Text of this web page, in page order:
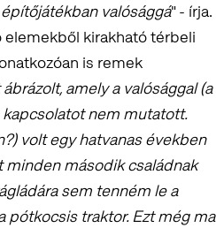
valósággá" - írja.
kirakható térbeli
is remek
amely a valósággal (a
nem mutatott.
volt egy hatvanas években
második családnak
sem tenném le a
pótkocsis traktor. Ezt még ma